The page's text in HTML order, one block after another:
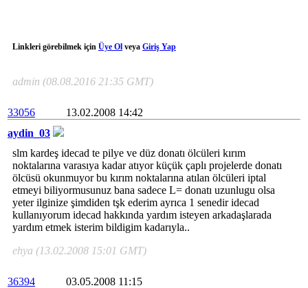
Linkleri görebilmek için Üye Ol veya Giriş Yap
admin (08.08.2016 21:35 GMT)
33056
13.02.2008 14:42
aydin_03
slm kardeş idecad te pilye ve düz donatı ölcüleri kırım
noktalarına varasıya kadar atıyor küçük çaplı projelerde donatı
ölcüsü okunmuyor bu kırım noktalarına atılan ölcüleri iptal
etmeyi biliyormusunuz bana sadece L= donatı uzunlugu olsa
yeter ilginize şimdiden tşk ederim ayrıca 1 senedir idecad
kullanıyorum idecad hakkında yardım isteyen arkadaşlarada
yardım etmek isterim bildigim kadarıyla..
ehya (13.02.2008 15:01 GMT)
36394
03.05.2008 11:15